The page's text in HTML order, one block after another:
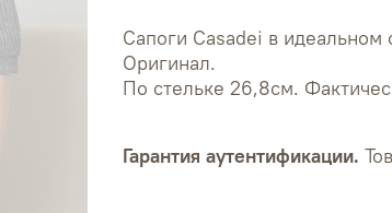
Сапоги Casadei в идеальном
Оригинал.
По стельке 26,8см.
Гарантия аутентификации.